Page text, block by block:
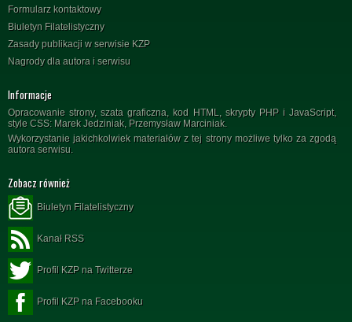
Formularz kontaktowy
Biuletyn Filatelistyczny
Zasady publikacji w serwisie KZP
Nagrody dla autora i serwisu
Informacje
Opracowanie strony, szata graficzna, kod HTML, skrypty PHP i JavaScript,
style CSS: Marek Jedziniak, Przemysław Marciniak.
Wykorzystanie jakichkolwiek materiałów z tej strony możliwe tylko za zgodą
autora serwisu.
Zobacz również
Biuletyn Filatelistyczny
Kanał RSS
Profil KZP na Twitterze
Profil KZP na Facebooku